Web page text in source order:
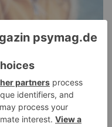
Umgang mit
starkem